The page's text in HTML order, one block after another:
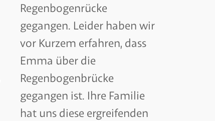
Regenbogenrücke
gegangen. Leider haben wir
vor Kurzem erfahren, dass
Emma über die
Regenbogenbrücke
gegangen ist. Ihre Familie
hat uns diese ergreifenden